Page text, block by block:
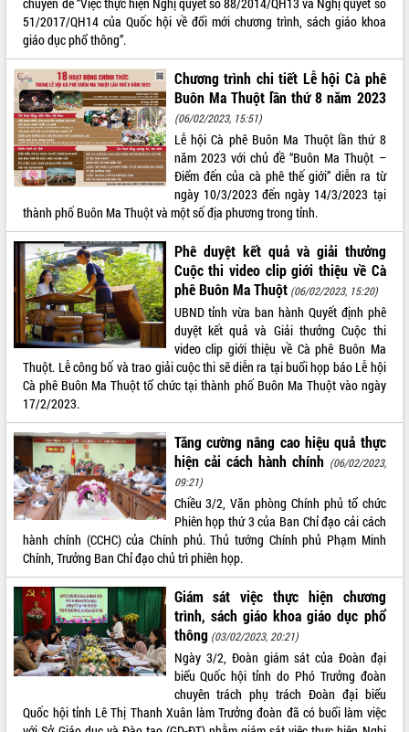
VIDEO
Loading the player...
Khám bệnh, cấp phát thuốc miễn phí
và tặng quà người dân xã Cư Pui
Hội nghị UBND tỉnh Đắk Lắk thường kỳ
tháng 7/2026
Lễ truy tặng danh hiệu “Bà Mẹ Việt
Nam Anh hùng” và trao Huân chương
Lao động
UBND tỉnh Đắk Lắk triển khai nhiệm
vụ 6 tháng cuối năm 2026
Kỳ họp thứ Hai, Hội đồng nhân dân
tỉnh khóa XI quyết nghị nhiều nội dung
quan trọng
Bí thư Tỉnh ủy Lương Nguyễn Minh
Triết thăm, tặng quà người có công với
cách mạng
Rà soát, hoàn thiện hệ thống thiết chế
văn hóa, thể thao đáp ứng yêu cầu
phát triển mới
Thường trực HĐND tỉnh Đắk Lắk gặp
mặt Đoàn chuyên gia y tế TP. Hồ Chí
Minh
Lễ truy điệu và an táng hài cốt liệt sĩ
tại Nghĩa trang Liệt sĩ xã Sơn Hòa
Bàn giải pháp tháo gỡ khó khăn trong
xuất khẩu sầu riêng và triển khai quy
định EUDR
Thứ trưởng Bộ Nông nghiệp và Môi
trường Nguyễn Hoàng Hiệp khảo sát
vùng trồng và doanh nghiệp đóng gói
sầu riêng tại Đắk Lắk
món ăn từ sầu riêng
ALBUM ẢNH
LIÊN KẾT WEB
THỐNG KÊ TRUY CẬP
Hôm nay: 1789
Tất cả:
66047112
51/2017/QH14 của Quốc hội về đổi mới chương trình, sách giáo khoa
giáo dục phổ thông”.
Chương trình chi tiết Lễ hội Cà phê
Buôn Ma Thuột lần thứ 8 năm 2023
(06/02/2023, 15:51)
Lễ hội Cà phê Buôn Ma Thuột lần thứ 8
năm 2023 với chủ đề “Buôn Ma Thuột –
Điểm đến của cà phê thế giới” diễn ra từ
ngày 10/3/2023 đến ngày 14/3/2023 tại
thành phố Buôn Ma Thuột và một số địa phương trong tỉnh.
Phê duyệt kết quả và giải thưởng
Cuộc thi video clip giới thiệu về Cà
phê Buôn Ma Thuột (06/02/2023, 15:20)
UBND tỉnh vừa ban hành Quyết định phê
duyệt kết quả và Giải thưởng Cuộc thi
video clip giới thiệu về Cà phê Buôn Ma
Thuột. Lễ công bố và trao giải cuộc thi sẽ diễn ra tại buổi họp báo Lễ hội
Cà phê Buôn Ma Thuột tổ chức tại thành phố Buôn Ma Thuột vào ngày
17/2/2023.
Tăng cường nâng cao hiệu quả thực
hiện cải cách hành chính (06/02/2023,
09:21)
Chiều 3/2, Văn phòng Chính phủ tổ chức
Phiên họp thứ 3 của Ban Chỉ đạo cải cách
hành chính (CCHC) của Chính phủ. Thủ tướng Chính phủ Phạm Minh
Chính, Trưởng Ban Chỉ đạo chủ trì phiên họp.
Giám sát việc thực hiện chương
trình, sách giáo khoa giáo dục phổ
thông (03/02/2023, 20:21)
Ngày 3/2, Đoàn giám sát của Đoàn đại
biểu Quốc hội tỉnh do Phó Trưởng đoàn
chuyên trách phụ trách Đoàn đại biểu
Quốc hội tỉnh Lê Thị Thanh Xuân làm Trưởng đoàn đã có buổi làm việc